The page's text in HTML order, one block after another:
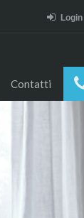
Login
Contatti